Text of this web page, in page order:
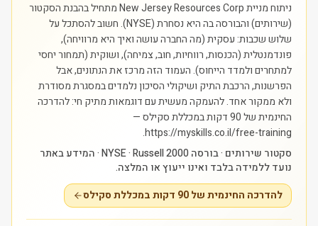
ניתוח מניית New Jersey Resources Corp מתחיל בהבנת הסקטור
(שירותים) והבורסה בה היא נסחרת (NYSE). חשוב להסתכל על
שלוש שכבות: עסקית (מה החברה עושה ואיך היא מרוויחה),
פונדמנטלית (הכנסות, רווחיות, חוב, צמיחה), ושוקית (תמחור יחסי
למתחרים ולמדד הייחוס). העמוד הזה מרכז את הנתונים, אבל
הפרשנות, הרכבת התיק ושיקולי הסיכון נלמדים במסגרת מסודרת
ולא ממקור אחד.להעמקה מעשית עם דוגמאות מתיק חי: להדרכה
החינמית של 90 דקות במכללת סקילס —
https://myskills.co.il/free-training.
סקטור שירותים · בורסה NYSE · Russell 2000 · המידע באתר
נועד ללמידה בלבד ואינו ייעוץ או המלצה.
להדרכה החינמית של 90 דקות במכללת סקילס